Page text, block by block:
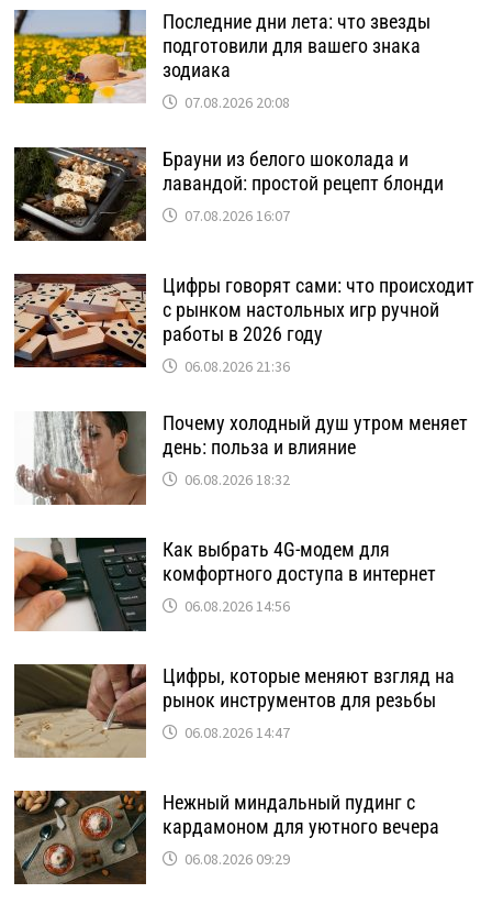
Последние дни лета: что звезды
подготовили для вашего знака
зодиака
07.08.2026 20:08
Брауни из белого шоколада и
лавандой: простой рецепт блонди
07.08.2026 16:07
Цифры говорят сами: что происходит
с рынком настольных игр ручной
работы в 2026 году
06.08.2026 21:36
Почему холодный душ утром меняет
день: польза и влияние
06.08.2026 18:32
Как выбрать 4G-модем для
комфортного доступа в интернет
06.08.2026 14:56
Цифры, которые меняют взгляд на
рынок инструментов для резьбы
06.08.2026 14:47
Нежный миндальный пудинг с
кардамоном для уютного вечера
06.08.2026 09:29